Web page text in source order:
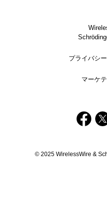
プライバシ
マーケ
© 2025 WirelessWire &